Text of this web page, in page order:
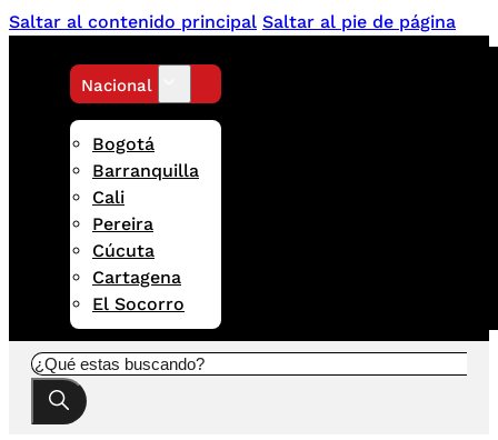
Saltar al contenido principal Saltar al pie de página
Nacional
Bogotá
Barranquilla
Cali
Pereira
Cúcuta
Cartagena
El Socorro
Buscar